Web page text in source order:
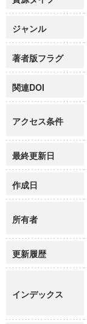
ジャンル
著者版フラグ
関連DOI
アクセス条件
最終更新日
作成日
所有者
更新履歴
インデックス